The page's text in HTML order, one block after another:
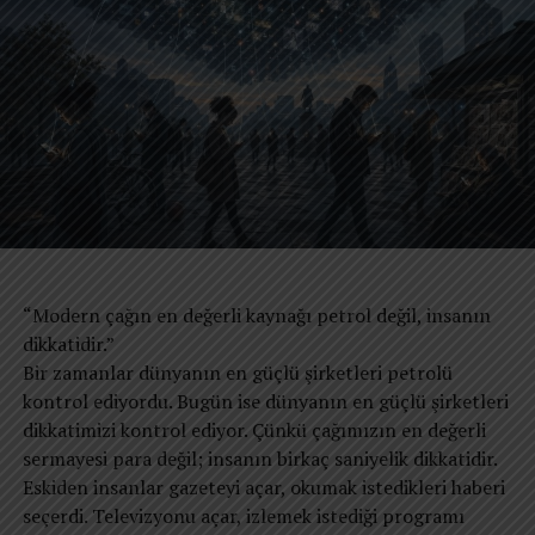
IDS, diş hekimliği ve laboratuvar uygulamaları,
enfeksiyon kontrolü ve bakımı ile ilgili yerel ve global
ürün üreticilerini kendine çekmeyi başardı. Geniş ürün
yelpazesi bulunan fuarda; mobilya, ekipmanlar, aletler,
cihazlar, malzemeler, koruyucu giysiler ve dezenfeksiyon
cihazlarına kadar gerekli her malzeme yer aldı.
“Modern çağın en değerli kaynağı petrol değil, insanın
dikkatidir.”
Bir zamanlar dünyanın en güçlü şirketleri petrolü
kontrol ediyordu. Bugün ise dünyanın en güçlü şirketleri
dikkatimizi kontrol ediyor. Çünkü çağımızın en değerli
sermayesi para değil; insanın birkaç saniyelik dikkatidir.
Eskiden insanlar gazeteyi açar, okumak istedikleri haberi
seçerdi. Televizyonu açar, izlemek istediği programı